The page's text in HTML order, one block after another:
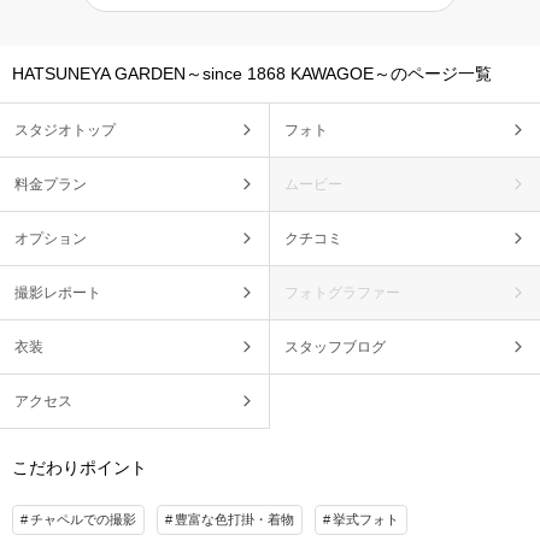
HATSUNEYA GARDEN～since 1868 KAWAGOE～のページ一覧
スタジオトップ フォト
料金プラン ムービー
オプション クチコミ
撮影レポート フォトグラファー
衣装 スタッフブログ
アクセス
こだわりポイント
チャペルでの撮影 豊富な色打掛・着物 挙式フォト